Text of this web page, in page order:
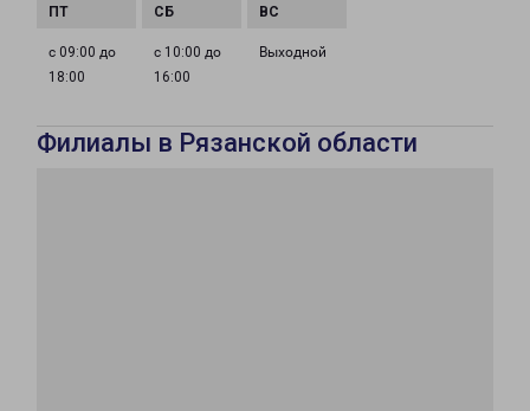
с 09:00 до
18:00
с 10:00 до
16:00
Выходной
Филиалы в Рязанской области